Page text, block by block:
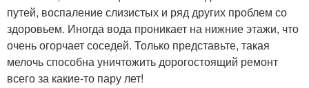
путей, воспаление слизистых и ряд других проблем со
здоровьем. Иногда вода проникает на нижние этажи, что
очень огорчает соседей. Только представьте, такая
мелочь способна уничтожить дорогостоящий ремонт
всего за какие-то пару лет!